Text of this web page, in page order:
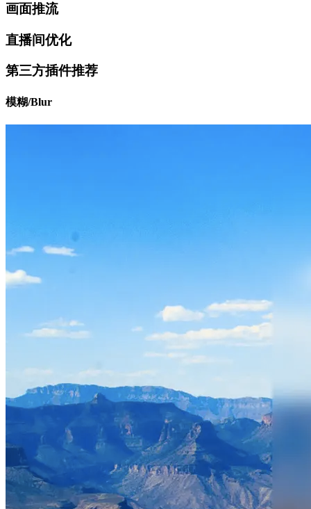
画面推流
直播间优化
第三方插件推荐
模糊/Blur